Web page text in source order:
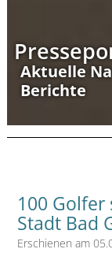
Aktuelle
Berichte
100 Golfer
Stadt Bad
Erschienen am